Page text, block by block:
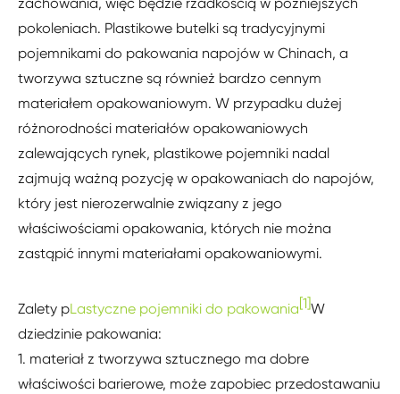
pokoleniach. Plastikowe butelki są tradycyjnymi
pojemnikami do pakowania napojów w Chinach, a
tworzywa sztuczne są również bardzo cennym
materiałem opakowaniowym. W przypadku dużej
różnorodności materiałów opakowaniowych
zalewających rynek, plastikowe pojemniki nadal
zajmują ważną pozycję w opakowaniach do napojów,
który jest nierozerwalnie związany z jego
właściwościami opakowania, których nie można
zastąpić innymi materiałami opakowaniowymi.
Zalety pLastyczne pojemniki do pakowania[1]W
dziedzinie pakowania:
1. materiał z tworzywa sztucznego ma dobre
właściwości barierowe, może zapobiec przedostawaniu